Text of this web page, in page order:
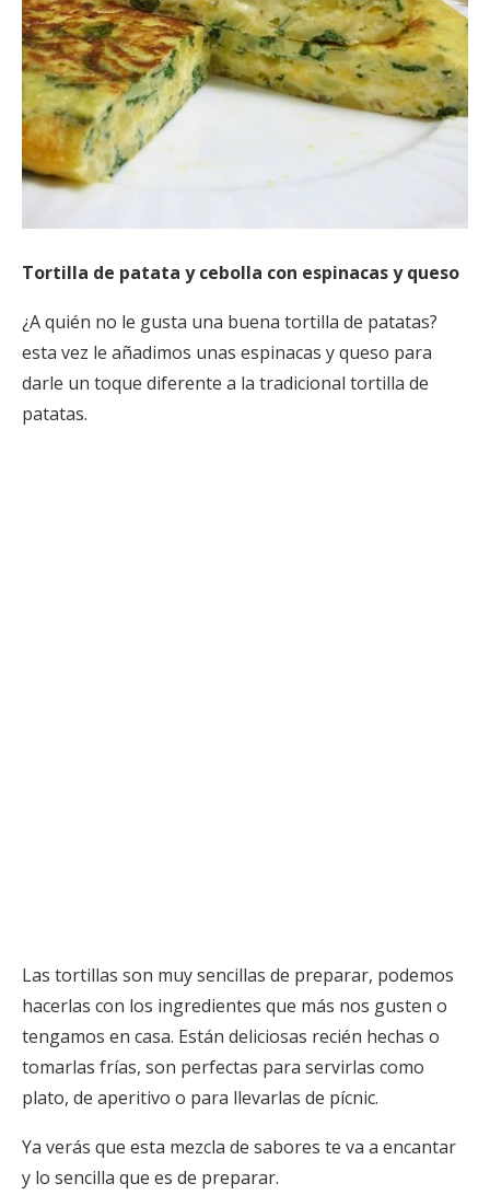
Tortilla de patata y cebolla con espinacas y queso
¿A quién no le gusta una buena tortilla de patatas?
esta vez le añadimos unas espinacas y queso para
darle un toque diferente a la tradicional tortilla de
patatas.
Las tortillas son muy sencillas de preparar, podemos
hacerlas con los ingredientes que más nos gusten o
tengamos en casa. Están deliciosas recién hechas o
tomarlas frías, son perfectas para servirlas como
plato, de aperitivo o para llevarlas de pícnic.
Ya verás que esta mezcla de sabores te va a encantar
y lo sencilla que es de preparar.